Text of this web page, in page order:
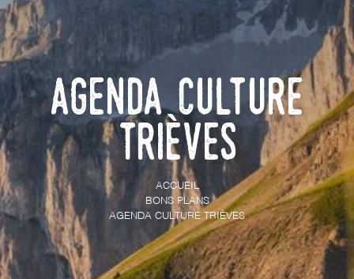
Agenda culture
Trièves
ACCUEIL
BONS PLANS
AGENDA CULTURE TRIÈVES